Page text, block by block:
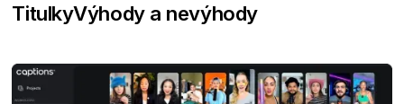
TitulkyVýhody a nevýhody